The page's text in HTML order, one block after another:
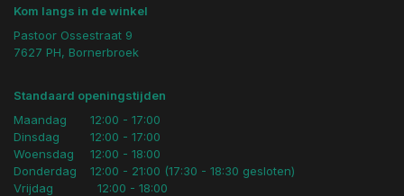
Kom langs in de winkel
Pastoor Ossestraat 9
7627 PH, Bornerbroek
Standaard openingstijden
Maandag
Dinsdag
Woensdag
Donderdag
12:00 - 17:00
12:00 - 17:00
12:00 - 18:00
12:00 - 21:00 (17:30 - 18:30 gesloten)
Vrijdag
12:00 - 18:00